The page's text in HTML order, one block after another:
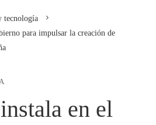
tecnología
para impulsar la creación de
en el